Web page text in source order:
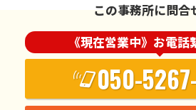
この事務所に問合
《現在営業中》お電話
050-